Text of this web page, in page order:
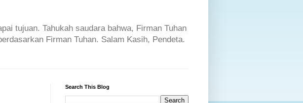
tujuan. Tahukah saudara bahwa, Firman Tuhan
Firman Tuhan. Salam Kasih, Pendeta.
Search This Blog